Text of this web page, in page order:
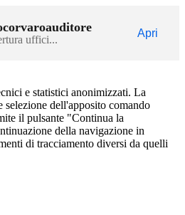
uffici...
Apri
e statistici anonimizzati. La
selezione dell'apposito comando
il pulsante "Continua la
della navigazione in
di tracciamento diversi da quelli